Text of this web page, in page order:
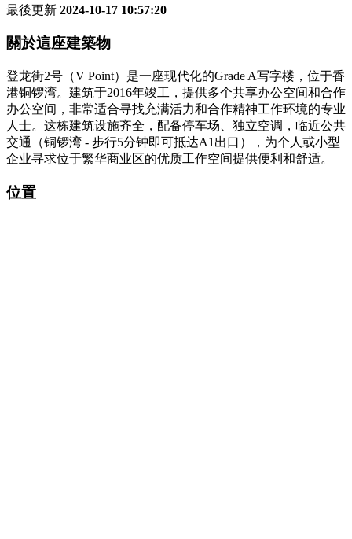
最後更新 2024-10-17 10:57:20
關於這座建築物
登龙街2号（V Point）是一座现代化的Grade A写字楼，位于香
港铜锣湾。建筑于2016年竣工，提供多个共享办公空间和合作
办公空间，非常适合寻找充满活力和合作精神工作环境的专业
人士。这栋建筑设施齐全，配备停车场、独立空调，临近公共
交通（铜锣湾 - 步行5分钟即可抵达A1出口），为个人或小型
企业寻求位于繁华商业区的优质工作空间提供便利和舒适。
位置